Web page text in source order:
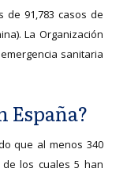
de 91,783 casos de
La Organización
sanitaria
España?
que al menos 340
los cuales 5 han